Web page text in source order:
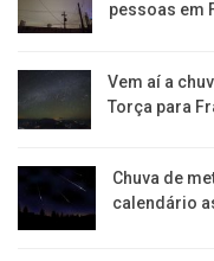
pessoas em
Vem aí a
Torça para
Chuva de
calendário